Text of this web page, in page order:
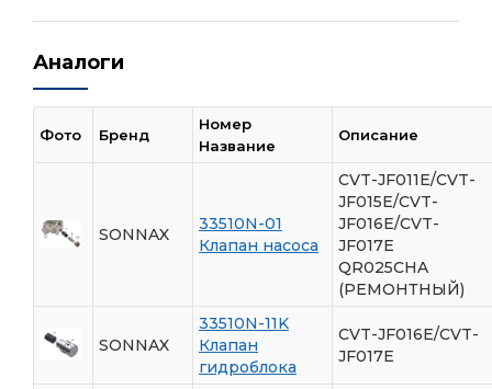
Аналоги
Фото Бренд
Номер
Название
Описание
SONNAX
33510N-01
Клапан насоса
CVT-JF011E/CVT-
JF015E/CVT-
JF016E/CVT-
JF017E
QR025CHA
(РЕМОНТНЫЙ)
SONNAX
33510N-11K
Клапан
гидроблока
CVT-JF016E/CVT-
JF017E